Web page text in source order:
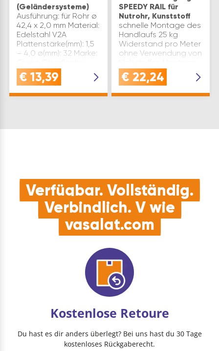
(Geländersysteme)
Ausführung: für Rohr ø
42,4 x 2,0 mm Material:
Edelstahl V2A
Plattenstärke(mm): 1,5
– 4,0 ø(mm): 32 Marke:
geschliffen
Inhaltsangabe (ST): 1
€ 13,39
SPEEDY RAIL für
Nutrohr, Kunststoff
schnelle Montage des
Handlaufs 25 kg
Widerstand pro Meter
ohne Verwendung von
Reinigung der
Glasoberfläche
€ 22,24
Verfügbar. Vollständig.
Verbindlich. V wie
vasalat.com
Kostenlose Retoure
Du hast es dir anders überlegt? Bei uns hast du 30 Tage
kostenloses Rückgaberecht.